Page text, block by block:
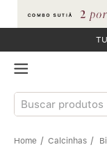
Buscar produtos
Calcinhas
TERMOS